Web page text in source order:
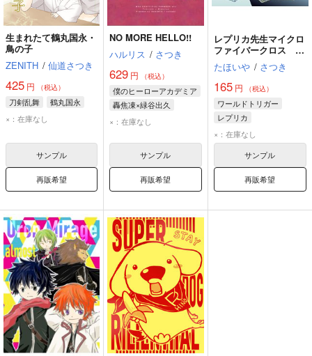
生まれたて鶴丸国永・
鳥の子
ZENITH / 仙道さつき
425 円 （税込）
刀剣乱舞
鶴丸国永
×：在庫なし
サンプル
再販希望
NO MORE HELLO!!
ハルリス / さつき
629 円 （税込）
僕のヒーローアカデミア
轟焦凍×緑谷出久
轟焦凍
緑谷出久
×：在庫なし
サンプル
再販希望
レプリカ先生マイクロ
ファイバークロス 大
1
たほいや / さつき
165円 （税込）
ワールドトリガー
レプリカ
×：在庫なし
サンプル
再販希望